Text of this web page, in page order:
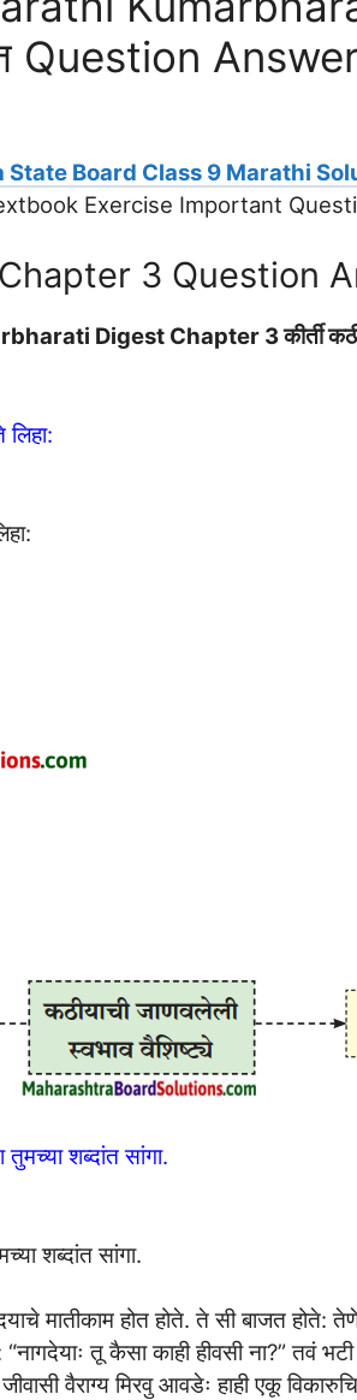
Question
Board Class 9 Marathi
Exercise Important
3 Question
Digest Chapter 3 कीर्ती
शब्दांत सांगा.
शब्दांत सांगा.
मातीकाम होत होते. ते सी बाजत होते:
तू कैसा काही हीवसी ना?” तवं भटी
जीवासी वैराग्य मिरवु आवडेः हाही एकू